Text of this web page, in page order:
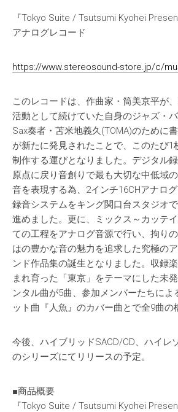
『Tokyo Suite / Tsutsumi Kyohei
アナログレコード
https://www.stereosound-store.jp/c/
このレコードは、作曲家・筒美京平が
活動として続けていた自身のジャズ・
Sax奏者・苫米地義久(TOMA)のために
が新たに発見されたことで、このたび1
制作する運びとなりました。デジタル
原点に戻り音創りで最も大切な中低域
音を表現する為、2インチ16CHアナロ
録音システムをキング関口台スタジオ
進めました。更に、ミックス～カッテ
ての工程をアナログ音源で行い、拘り
はの豊かな音の魅力を追求した究極の
ンド作品集の誕生となりました。収録
まれ育った「東京」をテーマにした未
ンタル曲が5曲、参加メンバーたちによ
ット曲『人魚』のカバー曲とで全9曲の
今後、ハイブリッドSACD/CD、ハイレ
のシリーズにてリリースの予定。
■商品概要
『Tokyo Suite / Tsutsumi Kyohei